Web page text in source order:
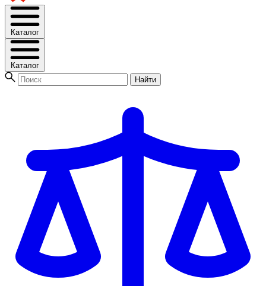
Каталог
Каталог
Найти